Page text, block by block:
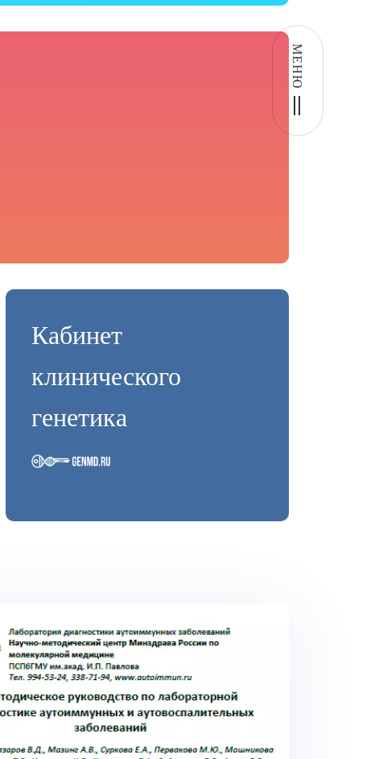
Кабинет
клинического
генетика
МЕНЮ